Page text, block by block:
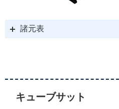
諸元表
キューブサット